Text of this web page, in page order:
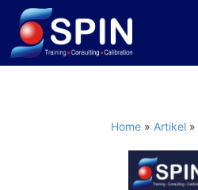
Home » Artikel »